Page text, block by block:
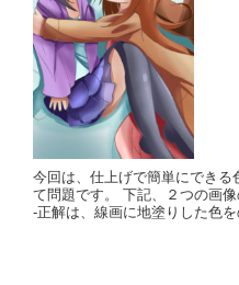
今回は、仕上げで簡単にできる
て問題です。 下記、２つの画
-正解は、線画に地塗りした色